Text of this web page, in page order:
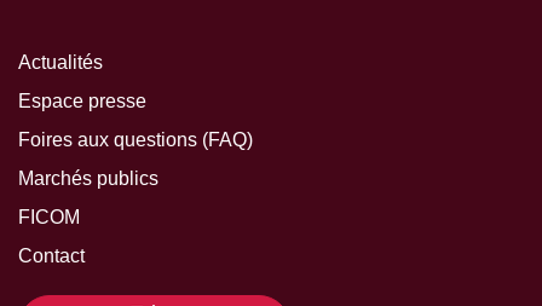
Actualités
Espace presse
Foires aux questions (FAQ)
Marchés publics
FICOM
Contact